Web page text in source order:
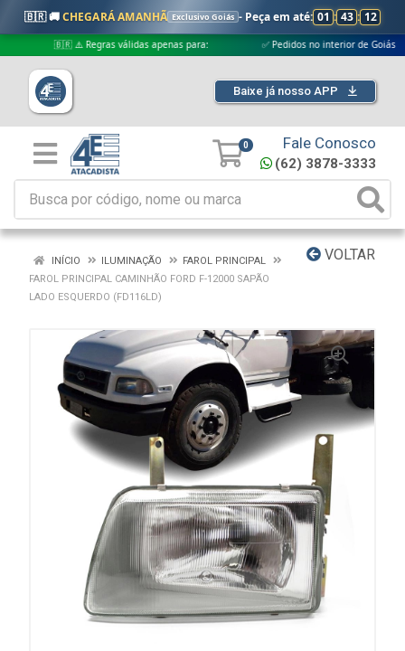
🇧🇷 🚚CHEGARÁ AMANHÃ Exclusivo Goiás - Peça em até: 01 : 43 : 11
🇧🇷 ⚠️ Regras válidas apenas para: ✅ Pedidos no interior de Goiás
Baixe já nosso APP
0 Fale Conosco
(62) 3878-3333
VOLTAR
INÍCIO ILUMINAÇÃO
FAROL PRINCIPAL
FAROL PRINCIPAL CAMINHÃO FORD F-12000 SAPÃO
LADO ESQUERDO (FD116LD)